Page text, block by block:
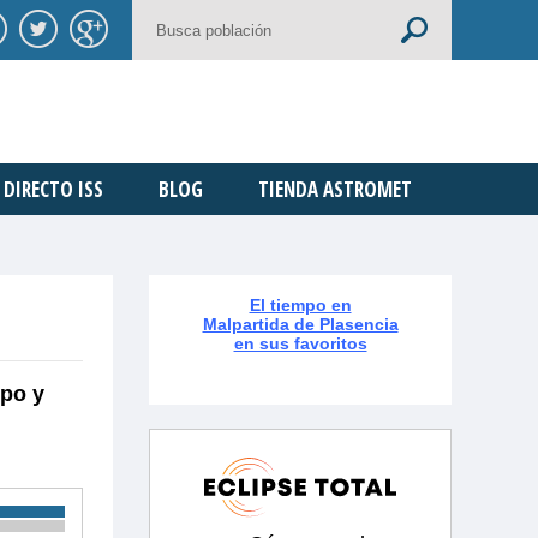
DIRECTO ISS BLOG TIENDA ASTROMET
y
El tiempo en
Malpartida de Plasencia
en sus favoritos